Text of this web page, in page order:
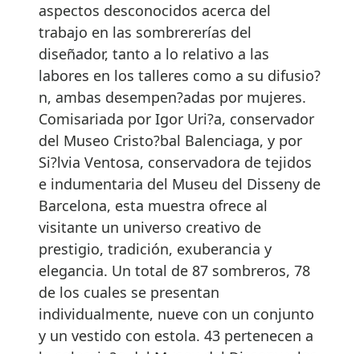
aspectos desconocidos acerca del
trabajo en las sombrererías del
diseñador, tanto a lo relativo a las
labores en los talleres como a su difusio?
n, ambas desempen?adas por mujeres.
Comisariada por Igor Uri?a, conservador
del Museo Cristo?bal Balenciaga, y por
Si?lvia Ventosa, conservadora de tejidos
e indumentaria del Museu del Disseny de
Barcelona, esta muestra ofrece al
visitante un universo creativo de
prestigio, tradición, exuberancia y
elegancia. Un total de 87 sombreros, 78
de los cuales se presentan
individualmente, nueve con un conjunto
y un vestido con estola. 43 pertenecen a